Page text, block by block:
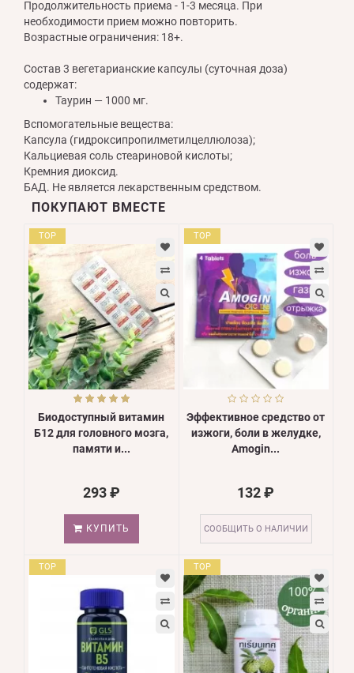
Продолжительность приема - 1-3 месяца. При
необходимости прием можно повторить.
Возрастные ограничения: 18+.
Состав 3 вегетарианские капсулы (суточная доза)
содержат:
Таурин — 1000 мг.
Вспомогательные вещества:
Капсула (гидроксипропилметилцеллюлоза);
Кальциевая соль стеариновой кислоты;
Кремния диоксид.
БАД. Не является лекарственным средством.
ПОКУПАЮТ ВМЕСТЕ
TOP
Биодоступный витамин
Б12 для головного мозга,
памяти и...
293 ₽
КУПИТЬ
TOP
Эффективное средство от
изжоги, боли в желудке,
Amogin...
132 ₽
СООБЩИТЬ О НАЛИЧИИ
TOP TOP